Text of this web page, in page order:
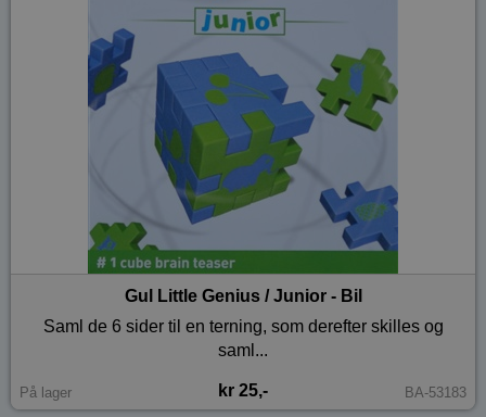
Gul Little Genius / Junior - Bil
Saml de 6 sider til en terning, som derefter skilles og
saml...
På lager kr 25,- BA-53183